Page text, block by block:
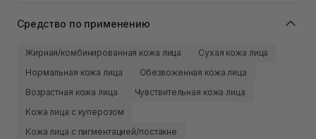
Средство по применению
Жирная/комбинированная кожа лица
Сухая кожа лица
Нормальная кожа лица
Обезвоженная кожа лица
Возрастная кожа лица
Чувствительная кожа лица
Кожа лица с куперозом
Кожа лица с пигментацией/постакне